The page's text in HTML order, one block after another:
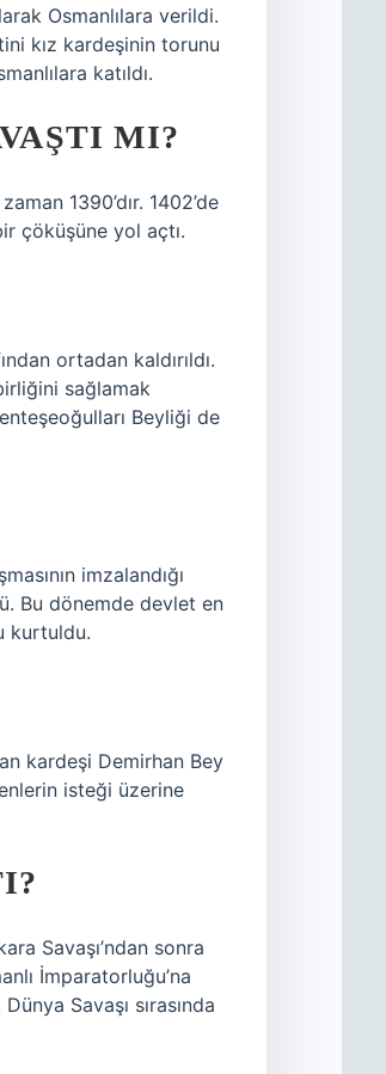
Osmanlılara verildi.
kız kardeşinin torunu
katıldı.
MI?
1390’dır. 1402’de
çöküşüne yol açtı.
ortadan kaldırıldı.
sağlamak
Beyliği de
imzalandığı
Bu dönemde devlet en
kurtuldu.
kardeşi Demirhan Bey
isteği üzerine
Savaşı’ndan sonra
İmparatorluğu’na
Savaşı sırasında